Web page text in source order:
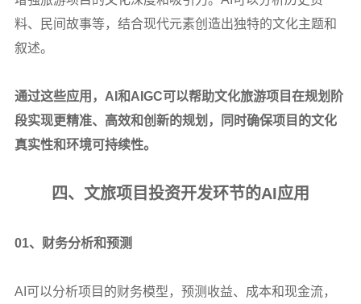
料、民间故事等，结合现代元素创造出独特的文化主题和
叙述。
通过这些应用，AI和AIGC可以帮助文化旅游项目在规划阶
段实现更精准、高效和创新的规划，同时确保项目的文化
真实性和环境可持续性。
四、文旅项目投资开发环节的AI应用
01、财务分析和预测
AI 可以分析项目的财务模型，预测收益、成本和现金流，